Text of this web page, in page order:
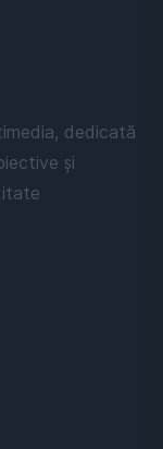
dedicată
și